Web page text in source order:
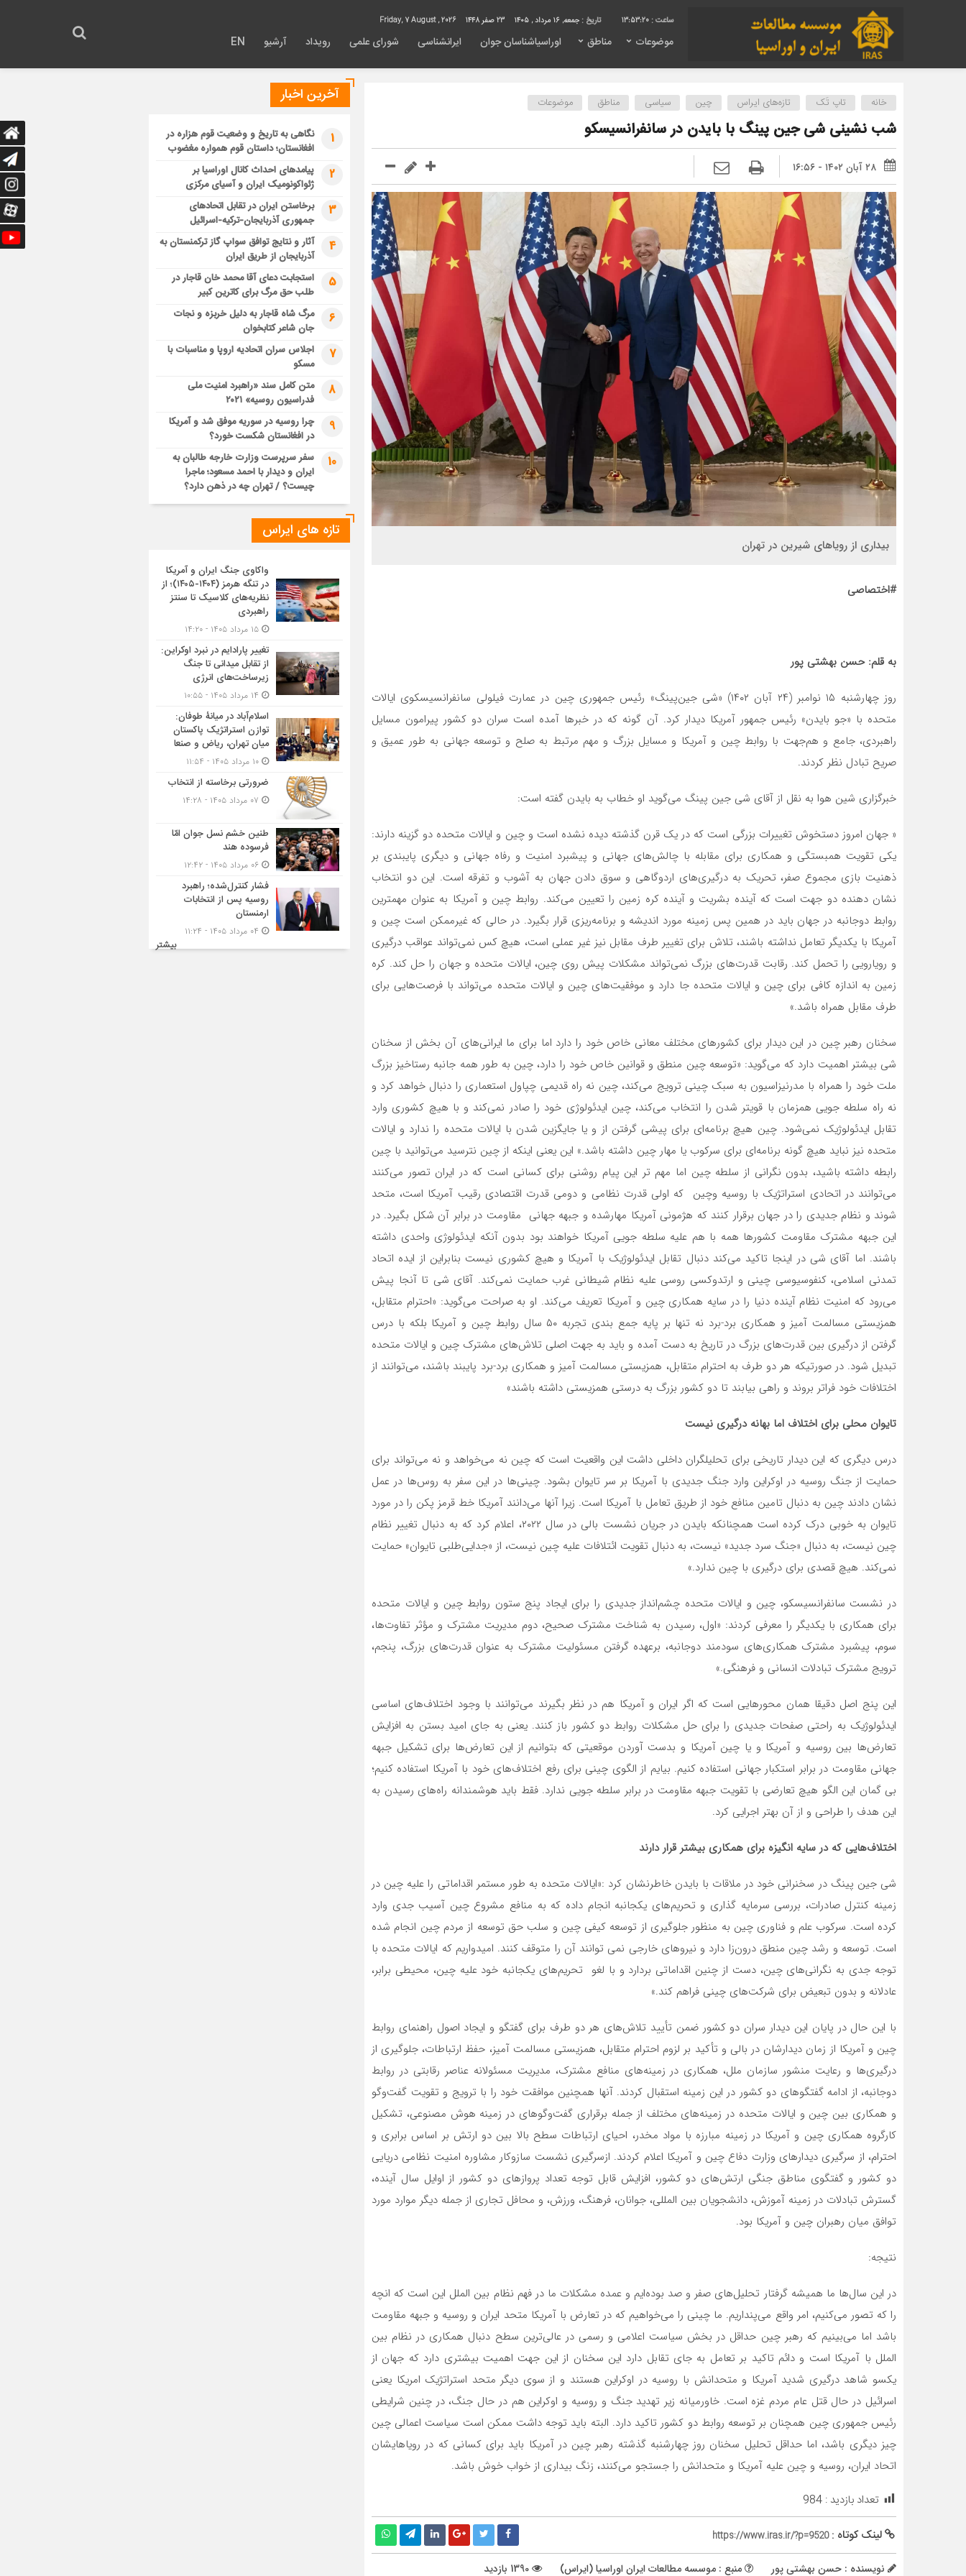
13:53:22 تاریخ : جمعه, ۱۶ مرداد , ۱۴۰۵ 23 صفر 1448
موضوعات مناطق اوراسیاشناسان جوان ایرانشناسی شورای علمی رویداد آرشیو EN
خانه تاپ تَک تازه‌های ایراس چین سیاسی مناطق موضوعات
شب نشینی شی جین پینگ با بایدن در سانفرانسیسکو
۲۸ آبان ۱۴۰۲ - ۱۶:۵۶
بیداری از رویاهای شیرین در تهران
#اختصاصی
به قلم: حسن بهشتی پور
روز چهارشنبه ۱۵ نوامبر (۲۴ آبان ۱۴۰۲) «شی جین‌پینگ» رئیس جمهوری چین در عمارت فیلولی سانفرانسیسکوی ایالات
متحده با «جو بایدن» رئیس جمهور آمریکا دیدار کرد. آن گونه که در خبرها آمده است سران دو کشور پیرامون مسایل
راهبردی، جامع و هم‌جهت با روابط چین و آمریکا و مسایل بزرگ و مهم مرتبط به صلح و توسعه جهانی به طور عمیق و
صریح تبادل نظر کردند.
خبرگزاری شین هوا به نقل از آقای شی جین پینگ‌ می‌گوید او خطاب به بایدن گفته است:
« جهان امروز دستخوش تغییرات بزرگی است که در یک قرن گذشته دیده نشده است و چین و ایالات متحده دو گزینه دارند:
یکی تقویت همبستگی و همکاری برای مقابله با چالش‌های جهانی و پیشبرد امنیت و رفاه جهانی و دیگری پایبندی بر
ذهنیت بازی مجموع صفر، تحریک به درگیری‌های اردوگاهی و سوق دادن جهان به آشوب و تفرقه است. این دو انتخاب
نشان دهنده دو جهت است که آینده بشریت و آینده کره زمین را تعیین‌ می‌کند. روابط چین و آمریکا به عنوان مهمترین
روابط دوجانبه در جهان باید در همین پس زمینه مورد اندیشه و برنامه‌ریزی قرار بگیرد. در حالی که غیرممکن است چین و
آمریکا با یکدیگر تعامل نداشته باشند، تلاش برای تغییر طرف مقابل نیز غیر عملی است، هیچ کس نمی‌تواند عواقب درگیری
و رویارویی را تحمل کند. رقابت قدرت‌های بزرگ نمی‌تواند مشکلات پیش روی چین، ایالات متحده و جهان را حل کند. کره
زمین به اندازه کافی برای چین و ایالات متحده جا دارد و موفقیت‌های چین و ایالات متحده‌ می‌تواند با فرصت‌هایی برای
طرف مقابل همراه باشد.»
سخنان رهبر چین در این دیدار برای کشورهای مختلف معانی خاص خود را دارد اما برای ما ایرانی‌های آن بخش از سخنان
شی بیشتر اهمیت دارد که‌ می‌گوید: «توسعه چین منطق و قوانین خاص خود را دارد، چین به طور همه جانبه رستاخیز بزرگ
ملت خود را همراه با مدرنیزاسیون به سبک چینی ترویج‌ می‌کند، چین نه راه قدیمی چپاول استعماری را دنبال خواهد کرد و
نه راه سلطه جویی همزمان با قویتر شدن را انتخاب‌ می‌کند، چین ایدئولوژی خود را صادر نمی‌کند و با هیچ کشوری وارد
تقابل ایدئولوژیک نمی‌شود. چین هیچ برنامه‌ای برای پیشی گرفتن از و یا جایگزین شدن با ایالات متحده را ندارد و ایالات
متحده نیز نباید هیچ گونه برنامه‌ای برای سرکوب یا مهار چین داشته باشد.» این یعنی اینکه از چین نترسید‌ می‌توانید با چین
رابطه داشته باشید، بدون نگرانی از سلطه چین اما مهم تر این پیام روشنی برای کسانی است که در ایران تصور‌ می‌کنند‌
می‌توانند در اتحادی استراتژیک با روسیه وچین که اولی قدرت نظامی و دومی قدرت اقتصادی رقیب آمریکا است، متحد
شوند و نظام جدیدی را در جهان برقرار کنند که هژمونی آمریکا مهارشده و جبهه جهانی مقاومت در برابر آن شکل بگیرد. در
این جبهه مشترک مقاومت کشورها همه با هم علیه سلطه جویی آمریکا خواهند بود بدون آنکه ایدئولوژی واحدی داشته
باشند. اما آقای شی در اینجا تاکید‌ می‌کند دنبال تقابل ایدئولوژیک با آمریکا و هیچ کشوری نیست بنابراین از ایده اتحاد
تمدنی اسلامی‌، کنفوسیوسی چینی و ارتدوکسی روسی علیه نظام شیطانی غرب حمایت نمی‌کند. آقای شی تا آنجا پیش‌
می‌رود که امنیت نظام آینده دنیا را در سایه همکاری چین و آمریکا تعریف‌ می‌کند. او به صراحت‌ می‌گوید: «احترام متقابل،
همزیستی مسالمت آمیز و همکاری برد-برد نه تنها بر پایه جمع بندی تجربه ۵۰ سال روابط چین و آمریکا بلکه با درس
گرفتن از درگیری بین قدرت‌های بزرگ در تاریخ به دست آمده و باید به جهت اصلی تلاش‌های مشترک چین و ایالات متحده
تبدیل شود. در صورتیکه هر دو طرف به احترام متقابل، همزیستی مسالمت آمیز و همکاری برد-برد پایبند باشند،‌ می‌توانند از
اختلافات خود فراتر بروند و راهی بیابند تا دو کشور بزرگ به درستی همزیستی داشته باشند»
تایوان محلی برای اختلاف اما بهانه درگیری نیست
درس دیگری که این دیدار تاریخی برای تحلیلگران داخلی داشت این واقعیت است که چین نه‌ می‌خواهد و نه‌ می‌تواند برای
حمایت از جنگ روسیه در اوکراین وارد جنگ جدیدی با آمریکا بر سر تایوان بشود. چینی‌ها در این سفر به روس‌ها در عمل
نشان دادند چین به دنبال تامین منافع خود از طریق تعامل با آمریکا است. زیرا آنها‌ می‌دانند آمریکا خط قرمز پکن را در مورد
تایوان به خوبی درک کرده است همچنانکه بایدن در جریان نشست بالی در سال ۲۰۲۲، اعلام کرد که به دنبال تغییر نظام
چین نیست، به دنبال «جنگ سرد جدید» نیست، به دنبال تقویت ائتلافات علیه چین نیست، از «جدایی‌طلبی تایوان» حمایت
نمی‌کند. هیچ قصدی برای درگیری با چین ندارد.»
در نشست سانفرانسیسکو، چین و ایالات متحده چشم‌انداز جدیدی را برای ایجاد پنج ستون روابط چین و ایالات متحده
برای همکاری با یکدیگر را معرفی کردند: «اول، رسیدن به شناخت مشترک صحیح، دوم مدیریت مشترک و مؤثر تفاوت‌ها،
سوم، پیشبرد مشترک همکاری‌های سودمند دوجانبه، برعهده گرفتن مسئولیت مشترک به عنوان قدرت‌های بزرگ، پنجم،
ترویج مشترک تبادلات انسانی و فرهنگی.»
این پنج اصل دقیقا همان محورهایی است که اگر ایران و آمریکا هم در نظر بگیرند‌ می‌توانند با وجود اختلاف‌های اساسی
ایدئولوژیک به راحتی صفحات جدیدی را برای حل مشکلات روابط دو کشور باز کنند. یعنی به جای امید بستن به افزایش
تعارض‌ها بین روسیه و آمریکا و یا چین آمریکا و بدست آوردن موقعیتی که بتوانیم از این تعارض‌ها برای تشکیل جبهه
جهانی مقاومت در برابر استکبار جهانی استفاده کنیم. بیایم از الگوی چینی برای رفع اختلاف‌های خود با آمریکا استفاده کنیم؛
بی گمان این الگو هیچ تعارضی با تقویت جبهه مقاومت در برابر سلطه جویی ندارد. فقط باید هوشمندانه راه‌های رسیدن به
این هدف را طراحی و از آن بهتر اجرایی کرد.
اختلاف‌هایی که در سایه انگیزه برای همکاری بیشتر قرار دارند
شی جین پینگ در سخنرانی خود در ملاقات با بایدن خاطرنشان کرد :«ایالات متحده به طور مستمر اقداماتی را علیه چین در
زمینه کنترل صادرات، بررسی سرمایه گذاری و تحریم‌های یکجانبه انجام داده که به منافع مشروع چین آسیب جدی وارد
کرده است. سرکوب علم و فناوری چین به منظور جلوگیری از توسعه کیفی چین و سلب حق توسعه از مردم چین انجام شده
است. توسعه و رشد چین منطق درون‌زا دارد و نیروهای خارجی نمی توانند آن را متوقف کنند. امیدواریم که ایالات متحده با
توجه جدی به نگرانی‌های چین، دست از چنین اقداماتی بردارد و با لغو تحریم‌های یکجانبه خود علیه چین، محیطی برابر،
عادلانه و بدون تبعیض برای شرکت‌های چینی فراهم کند.»
با این حال در پایان این دیدار سران دو کشور ضمن تأیید تلاش‌های هر دو طرف برای گفتگو و ایجاد اصول راهنمای روابط
چین و آمریکا از زمان دیدارشان در بالی و تأکید بر لزوم احترام متقابل، همزیستی مسالمت آمیز، حفظ ارتباطات، جلوگیری از
درگیری‌ها و رعایت منشور سازمان ملل، همکاری در زمینه‌های منافع مشترک، مدیریت مسئولانه عناصر رقابتی در روابط
دوجانبه، از ادامه گفتگوهای دو کشور در این زمینه استقبال کردند. آنها همچنین موافقت خود را با ترویج و تقویت گفت‌وگو
و همکاری بین چین و ایالات متحده در زمینه‌های مختلف از جمله برقراری گفت‌وگوهای در زمینه هوش مصنوعی، تشکیل
کارگروه همکاری چین و آمریکا در زمینه مبارزه با مواد مخدر، احیای ارتباطات سطح بالا بین دو ارتش بر اساس برابری و
احترام، از سرگیری دیدارهای وزارت دفاع چین و آمریکا اعلام کردند. ازسرگیری نشست سازوکار مشاوره امنیت نظامی دریایی
دو کشور و گفتگوی مناطق جنگی ارتش‌های دو کشور، افزایش قابل توجه تعداد پروازهای دو کشور از اوایل سال آینده،
گسترش تبادلات در زمینه آموزش، دانشجویان بین المللی، جوانان، فرهنگ، ورزش، و محافل تجاری از جمله دیگر موارد مورد
توافق میان رهبران چین و آمریکا بود.
نتیجه:
در این سال‌ها ما همیشه گرفتار تحلیل‌های صفر و صد بوده‌ایم و عمده مشکلات ما در فهم نظام بین الملل این است که انچه
را که تصور‌ می‌کنیم، امر واقع‌ می‌پنداریم. ما چینی را‌ می‌خواهیم که در تعارض با آمریکا متحد ایران و روسیه و جبهه مقاومت
باشد اما‌ می‌بینیم که رهبر چین حداقل در بخش سیاست اعلامی و رسمی در عالی‌ترین سطح دنبال همکاری در نظام بین
الملل با آمریکا است و دائم تاکید بر تعامل به جای تقابل دارد این سخنان از این جهت اهمیت بیشتری دارد که جهان از
یکسو شاهد درگیری شدید آمریکا و متحدانش با روسیه در اوکراین هستند و از سوی دیگر متحد استراتژیک امریکا یعنی
اسرائیل در حال قتل عام مردم غزه است. خاورمیانه زیر تهدید جنگ و روسیه و اوکراین هم در حال جنگ، در چنین شرایطی
رئیس جمهوری چین همچنان بر توسعه روابط دو کشور تاکید دارد. البته باید توجه داشت ممکن است سیاست اعمالی چین
چیز دیگری باشد، اما حداقل تحلیل سخنان روز چهارشنبه گذشته رهبر چین در آمریکا باید برای کسانی که در رویاهایشان
اتحاد ایران، روسیه و چین علیه آمریکا و متحدانش را جستجو‌ می‌کنند، زنگ بیداری از خواب خوش باشد.
تعداد بازدید : 984
لینک کوتاه :https://www.iras.ir/?p=9520
نویسنده : حسن بهشتی پور منبع : موسسه مطالعات ایران اوراسیا (ایراس)
آخرین اخبار
1
نگاهی به تاریخ و وضعیت قوم هزاره در
افغانستان؛ داستان قوم همواره مغضوب
2
پیامدهای احداث کانال اوراسیا بر
ژئواکونومیک ایران و آسیای مرکزی
3
برخاستن ایران در تقابل اتحادهای
جمهوری آذربایجان-ترکیه-اسرائیل
4
آثار و نتایج توافق سواپ گاز ترکمنستان به
آذربایجان از طریق ایران
5
استجابت دعای آقا محمد خان قاجار در
طلب حق مرگ برای کاترین کبیر
6
مرگ شاه قاجار به دلیل خربزه و نجات
جان شاعر کتابخوان
7
اجلاس سران اتحادیه اروپا و مناسبات با
مسکو
8
متن کامل سند «راهبرد امنیت ملی
فدراسیون روسیه» ۲۰۲۱
9
چرا روسیه در سوریه موفق شد و آمریکا
در افغانستان شکست خورد؟
10
سفر سرپرست وزارت خارجه طالبان به
ایران و دیدار با احمد مسعود؛ ماجرا
چیست؟ / تهران چه در ذهن دارد؟
تازه های ایراس
واکاوی جنگ ایران و آمریکا
در تنگه هرمز (۱۴۰۴-۱۴۰۵)؛ از
نظریه‌های کلاسیک تا سنتز
راهبردی
تغییر پارادایم در نبرد اوکراین:
از تقابل میدانی تا جنگ
زیرساخت‌های انرژی
اسلام‌آباد در میانۀ طوفان:
توازن استراتژیک پاکستان
میان تهران، ریاض و صنعا
ضرورتی برخاسته از انتخاب
طنین خشم نسل جوان امّا
فرسوده هند
فشار کنترل‌شده؛ راهبرد
روسیه پس از انتخابات
ارمنستان
بیشتر